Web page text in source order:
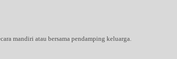
mandiri atau bersama pendamping keluarga.